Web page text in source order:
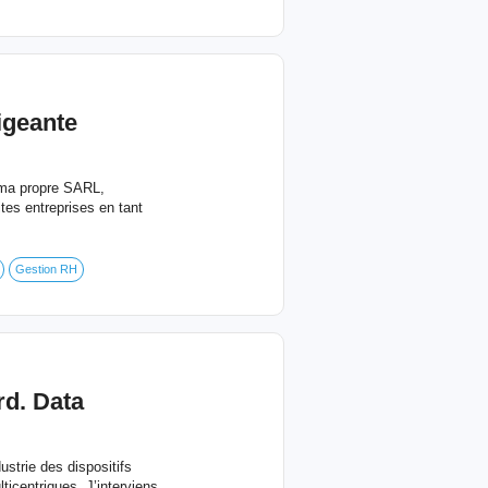
propre SARL,
entreprises en tant
Gestion RH
Data
des dispositifs